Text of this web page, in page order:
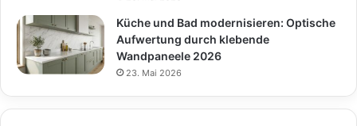
Küche und Bad modernisieren: Optische
Aufwertung durch klebende
Wandpaneele 2026
23. Mai 2026